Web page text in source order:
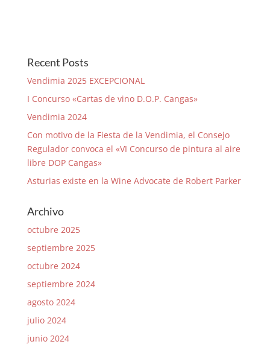
Recent Posts
Vendimia 2025 EXCEPCIONAL
I Concurso «Cartas de vino D.O.P. Cangas»
Vendimia 2024
Con motivo de la Fiesta de la Vendimia, el Consejo
Regulador convoca el «VI Concurso de pintura al aire
libre DOP Cangas»
Asturias existe en la Wine Advocate de Robert Parker
Archivo
octubre 2025
septiembre 2025
octubre 2024
septiembre 2024
agosto 2024
julio 2024
junio 2024